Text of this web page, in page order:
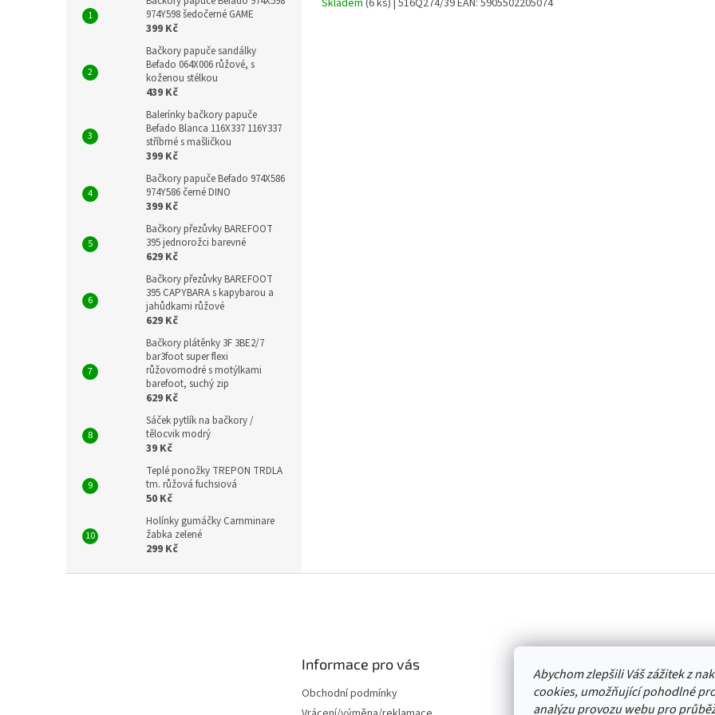
Abychom zlepšili Váš zážitek z
cookies, umožňující pohodlné
analýzu provozu webu pro
974Y598 šedočerné GAME
399 Kč
Bačkory papuče sandálky
Befado 064X006 růžové, s
koženou stélkou
439 Kč
Balerínky bačkory papuče
Befado Blanca 116X337 116Y337
stříbrné s mašličkou
399 Kč
Bačkory papuče Befado 974X586
974Y586 černé DINO
399 Kč
Bačkory přezůvky BAREFOOT
395 jednorožci barevné
629 Kč
Bačkory přezůvky BAREFOOT
395 CAPYBARA s kapybarou a
jahůdkami růžové
629 Kč
Bačkory plátěnky 3F 3BE2/7
bar3foot super flexi
růžovomodré s motýlkami
barefoot, suchý zip
629 Kč
Sáček pytlík na bačkory /
tělocvik modrý
39 Kč
Teplé ponožky TREPON TRDLA
tm. růžová fuchsiová
50 Kč
Holínky gumáčky Camminare
žabka zelené
299 Kč
Informace pro vás
Obchodní podmínky